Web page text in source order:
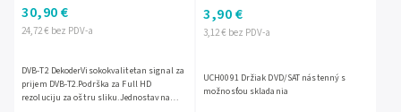
24,72 € bez PDV-a
30,90 €
DVB-T2 DekoderVisokokvalitetan signal za
prijem DVB-T2.Podrška za Full HD
rezoluciju za oštru sliku.Jednostavna
3,12 € bez PDV-a
3,90 €
UCH0091 Držiak DVD/SAT nástenný s
možnosťou skladania